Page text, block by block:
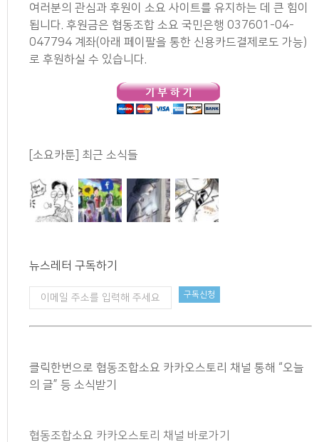
여러분의 관심과 후원이 소요 사이트를 유지하는 데 큰 힘이
됩니다. 후원금은 협동조합 소요 국민은행 037601-04-
047794 계좌(아래 페이팔을 통한 신용카드결제로도 가능)
로 후원하실 수 있습니다.
[소요카툰] 최근 소식들
뉴스레터 구독하기
클릭한번으로 협동조합소요 카카오스토리 채널 통해 “오늘
의 글” 등 소식받기
협동조합소요 카카오스토리 채널 바로가기